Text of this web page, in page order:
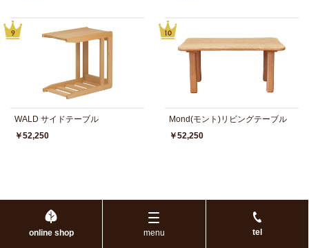
online shop menu tel
WALD サイドテーブル
￥52,250
Mond(モント)リビングテーブル
￥52,250